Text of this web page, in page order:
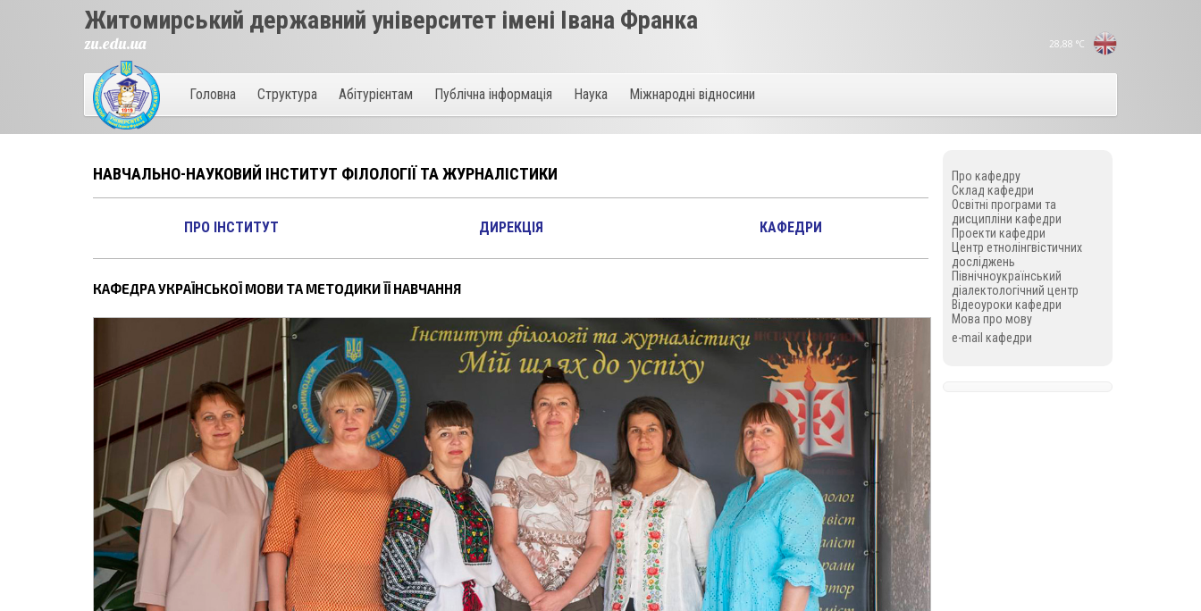
28,88 °C
Житомирський державний університет імені Івана Франка
zu.edu.ua
Головна Структура Абітурієнтам Публічна інформація Наука Міжнародні відносини
НАВЧАЛЬНО-НАУКОВИЙ ІНСТИТУТ ФІЛОЛОГІЇ ТА ЖУРНАЛІСТИКИ
ПРО ІНСТИТУТ ДИРЕКЦІЯ КАФЕДРИ
КАФЕДРА УКРАЇНСЬКОЇ МОВИ ТА МЕТОДИКИ ЇЇ НАВЧАННЯ
Про кафедру
Склад кафедри
Освітні програми та
дисципліни кафедри
Проекти кафедри
Центр етнолінгвістичних
досліджень
Північноукраїнський
діалектологічний центр
Відеоуроки кафедри
Мова про мову
e-mail кафедри